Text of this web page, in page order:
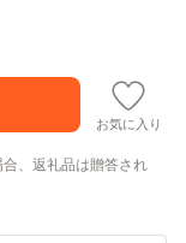
お気に入り
、返礼品は贈答され